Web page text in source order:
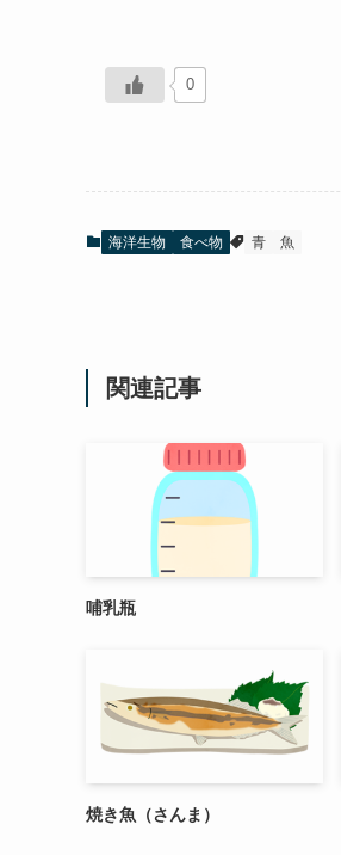
0
海洋生物 食べ物 青 魚
関連記事
哺乳瓶
焼き魚（さんま）